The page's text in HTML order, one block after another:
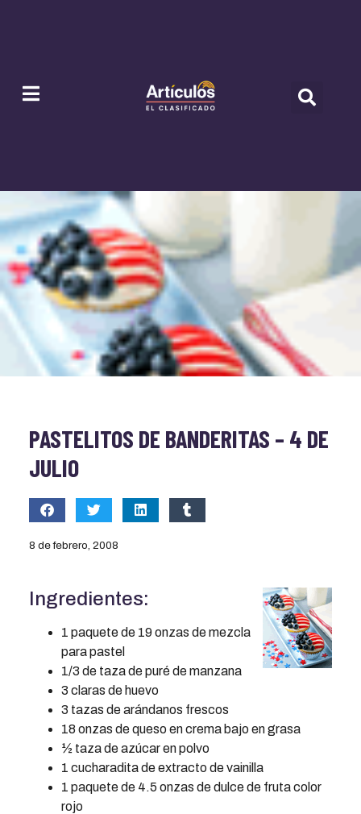
PASTELITOS DE BANDERITAS – 4 DE
JULIO
8 de febrero, 2008
Ingredientes:
1 paquete de 19 onzas de mezcla
para pastel
1/3 de taza de puré de manzana
3 claras de huevo
3 tazas de arándanos frescos
18 onzas de queso en crema bajo en grasa
½ taza de azúcar en polvo
1 cucharadita de extracto de vainilla
1 paquete de 4.5 onzas de dulce de fruta color
rojo